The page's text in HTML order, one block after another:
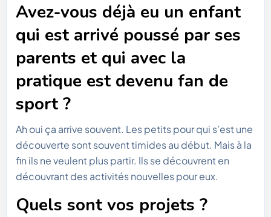
Avez-vous déjà eu un enfant
qui est arrivé poussé par ses
parents et qui avec la
pratique est devenu fan de
sport ?
Ah oui ça arrive souvent. Les petits pour qui s’est une
découverte sont souvent timides au début. Mais à la
fin ils ne veulent plus partir. Ils se découvrent en
découvrant des activités nouvelles pour eux.
Quels sont vos projets ?